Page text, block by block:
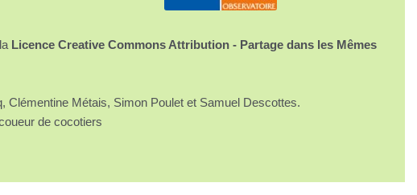
Licence Creative Commons Attribution - Partage dans les Mêmes
Métais, Simon Poulet et Samuel Descottes.
de cocotiers